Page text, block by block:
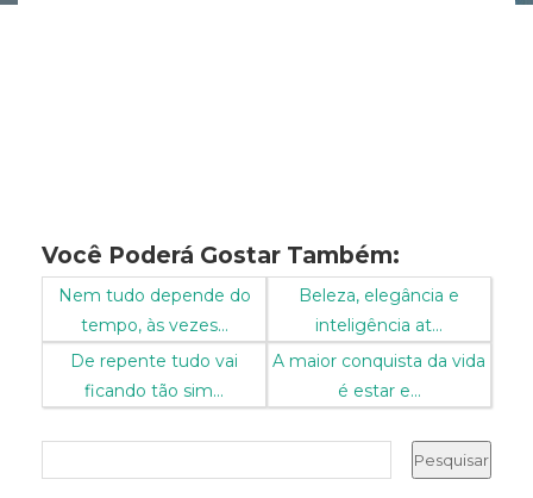
Você Poderá Gostar Também:
Nem tudo depende do
tempo, às vezes...
Beleza, elegância e
inteligência at...
De repente tudo vai
ficando tão sim...
A maior conquista da vida
é estar e...